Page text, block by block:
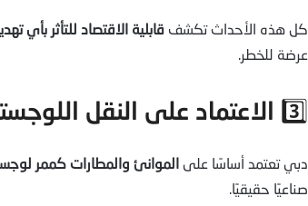
كل هذه الأحداث تكشف قابلية الاقتصاد للتأثر بأي
عرضة للخطر.
3️⃣ الاعتماد على النقل اللوجستي وليس الصناعة
دبي تعتمد أساسًا على الموانئ والمطارات كممر
صناعيًا حقيقيًا.